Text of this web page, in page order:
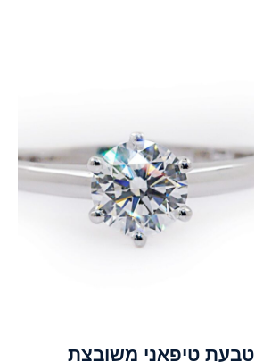
טבעת טיפאני משובצת